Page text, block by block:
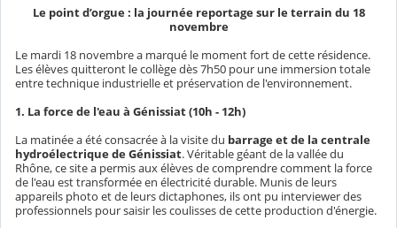
Le point d’orgue : la journée reportage sur le terrain du 18
novembre
Le mardi 18 novembre a marqué le moment fort de cette résidence.
Les élèves quitteront le collège dès 7h50 pour une immersion totale
entre technique industrielle et préservation de l'environnement.
1. La force de l'eau à Génissiat (10h - 12h)
La matinée a été consacrée à la visite du barrage et de la centrale
hydroélectrique de Génissiat. Véritable géant de la vallée du
Rhône, ce site a permis aux élèves de comprendre comment la force
de l'eau est transformée en électricité durable. Munis de leurs
appareils photo et de leurs dictaphones, ils ont pu interviewer des
professionnels pour saisir les coulisses de cette production d'énergie.